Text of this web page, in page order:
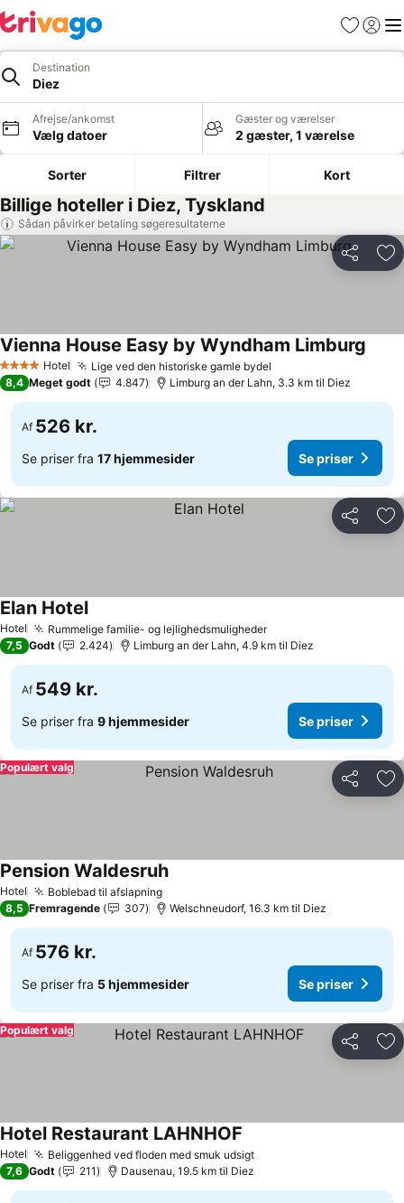
Favoritter
Log ind
Destination
Diez
Afrejse/ankomst
Vælg datoer
Gæster og værelser
2 gæster, 1 værelse
Sorter Filtrer Kort
Billige hoteller i Diez, Tyskland
Sådan påvirker betaling søgeresultaterne
Del
4 StjernerHotel Lige ved den historiske gamle bydel
Vienna House Easy by Wyndham Limburg
8,4 Meget godt 4.847 Limburg an der Lahn, 3.3 km til Diez
Af 526 kr.
Se priser fra 17 hjemmesider Se priser
Del
Hotel Rummelige familie- og lejlighedsmuligheder
Elan Hotel
7,5 Godt 2.424 Limburg an der Lahn, 4.9 km til Diez
Af 549 kr.
Se priser fra 9 hjemmesider Se priser
Del
Populært valg
Hotel Boblebad til afslapning
Pension Waldesruh
8,5 Fremragende 307 Welschneudorf, 16.3 km til Diez
Af 576 kr.
Se priser fra 5 hjemmesider Se priser
Del
Populært valg
Hotel Beliggenhed ved floden med smuk udsigt
Hotel Restaurant LAHNHOF
7,6 Godt 211 Dausenau, 19.5 km til Diez